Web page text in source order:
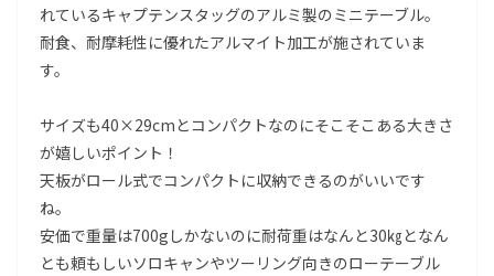
れているキャプテンスタッグのアルミ製のミニテーブル。
耐食、耐摩耗性に優れたアルマイト加工が施されていま
す。
サイズも40×29cmとコンパクトなのにそこそこある大きさ
が嬉しいポイント！
天板がロール式でコンパクトに収納できるのがいいです
ね。
安価で重量は700gしかないのに耐荷重はなんと30㎏となん
とも頼もしいソロキャンやツーリング向きのローテーブル